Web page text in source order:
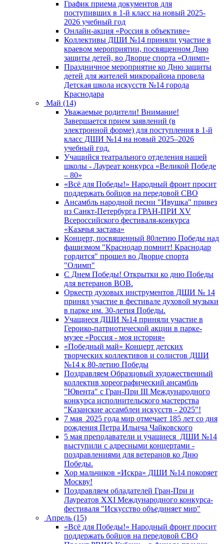
График приема документов для
поступивших в 1-й класс на новый 2025-
2026 учебный год
Онлайн-акция «Россия в объективе»
Коллективы ДШИ №14 приняли участие в
краевом мероприятии, посвященном Дню
защиты детей, во Дворце спорта «Олимп»
Праздничное мероприятие ко Дню защиты
детей для жителей микрорайона провела
Детская школа искусств №14 города
Краснодара
Май (14)
Уважаемые родители! Внимание!
Завершается прием заявлений (в
электронной форме) для поступления в 1-й
класс ДШИ №14 на новый 2025–2026
учебный год.
Учащийся театрального отделения нашей
школы - Лауреат конкурса «Великой Победе
– 80»
«Всё для Победы!» Народный фронт просит
поддержать бойцов на передовой СВО
Ансамбль народной песни "Ивушка" привез
из Санкт-Петербурга ГРАН-ПРИ XV
Всероссийского фестиваля-конкурса
«Казачья застава»
Концерт, посвященный 80летию Победы над
фашизмом "Краснодар помнит! Краснодар
гордится" прошел во Дворце спорта
"Олимп"
С Днем Победы! Открытки ко дню Победы
для ветеранов ВОВ.
Оркестр духовых инструментов ДШИ № 14
принял участие в фестивале духовой музыки
в парке им. 30-летия Победы.
Учащиеся ДШИ №14 приняли участие в
Героико-патриотической акции в парке-
музее «Россия - моя история»
«Победный май» Концерт детских
творческих коллективов и солистов ДШИ
№14 к 80-летию Победы
Поздравляем Образцовый художественный
коллектив хореографический ансамбль
"Ювента" с Гран-При III Международного
конкурса исполнительского мастерства
"Казанские ассамблеи искусств - 2025"!
7 мая 2025 года мир отмечает 185 лет со дня
рождения Петра Ильича Чайковского
5 мая преподаватели и учащиеся ДШИ №14
выступили с адресными концертами -
поздравлениями для ветеранов ко Дню
Победы.
Хор мальчиков «Искра» ДШИ №14 покоряет
Москву!
Поздравляем обладателей Гран-При и
Лауреатов XXI Международного конкурса-
фестиваля "Искусство объединяет мир"
Апрель (15)
«Всё для Победы!» Народный фронт просит
поддержать бойцов на передовой СВО